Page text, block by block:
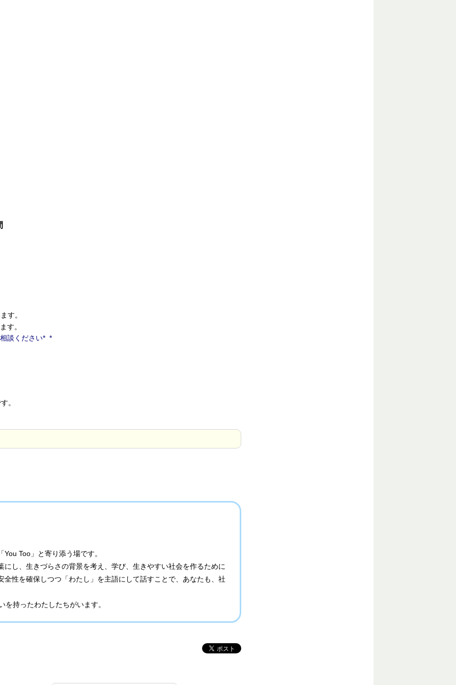
す。
す。
談ください* *
。
Too」と寄り添う場です。
し、生きづらさの背景を考え、学び、生きやすい社会を作るために
全性を確保しつつ「わたし」を主語にして話すことで、あなたも、社
を持ったわたしたちがいます。